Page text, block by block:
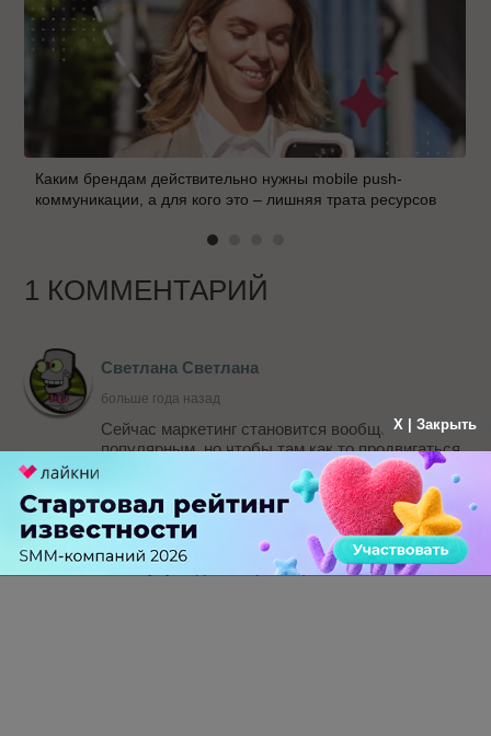
Каким брендам действительно нужны mobile push-
коммуникации, а для кого это – лишняя трата ресурсов
1 КОММЕНТАРИЙ
Светлана Светлана
больше года назад
Сейчас маркетинг становится вообще очень
популярным, но чтобы там как то продвигаться
нужно очень многое знать. Я вот сама недавно
решила пройти курсы переподготовки в
маркетинге, прохожу обучение тут astobr.com/ и
понимаю, что я сделала правильно и пошла
учиться. Узнаю каждый день что то новое.
Плюс учусь дистанционно)
X | Закрыть